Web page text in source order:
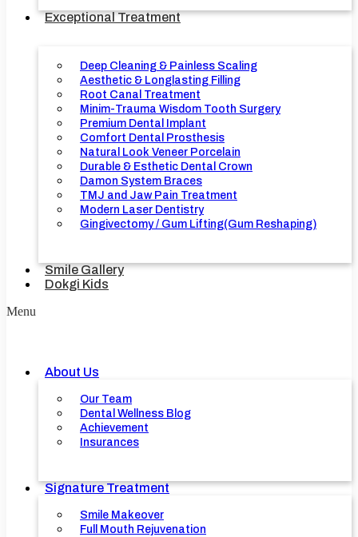
Exceptional Treatment
Deep Cleaning & Painless Scaling
Aesthetic & Longlasting Filling
Root Canal Treatment
Minim-Trauma Wisdom Tooth Surgery
Premium Dental Implant
Comfort Dental Prosthesis
Natural Look Veneer Porcelain
Durable & Esthetic Dental Crown
Damon System Braces
TMJ and Jaw Pain Treatment
Modern Laser Dentistry
Gingivectomy / Gum Lifting(Gum Reshaping)
Smile Gallery
Dokgi Kids
Menu
About Us
Our Team
Dental Wellness Blog
Achievement
Insurances
Signature Treatment
Smile Makeover
Full Mouth Rejuvenation